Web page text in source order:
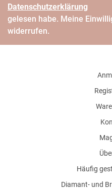
Daten­schutz­erklärung
gelesen habe. Meine
widerrufen.
Häufig
Diamant- und